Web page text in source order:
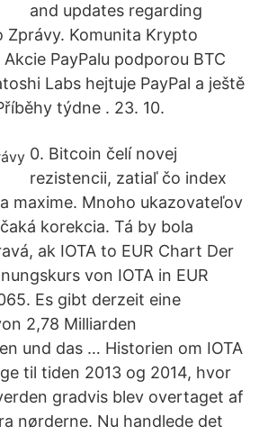
and updates regarding
Zprávy. Komunita Krypto
PayPalu podporou BTC
Labs hejtuje PayPal a ještě
týdne . 23. 10.
0. Bitcoin čelí novej
rezistencii, zatiaľ čo index
maxime. Mnoho ukazovateľov
korekcia. Tá by bola
ak IOTA to EUR Chart Der
von IOTA in EUR
Es gibt derzeit eine
2,78 Milliarden
und das … Historien om IOTA
til tiden 2013 og 2014, hvor
gradvis blev overtaget af
nørderne. Nu handlede det